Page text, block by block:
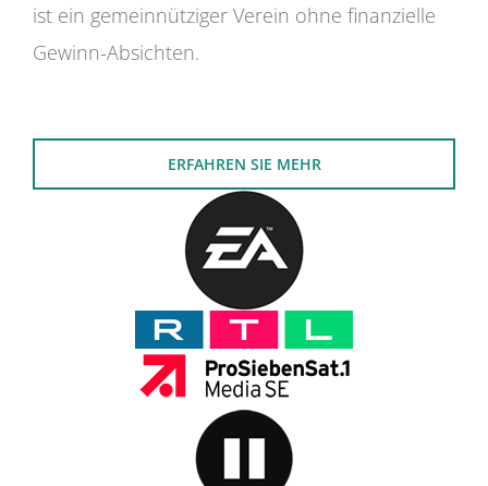
ist ein gemeinnütziger Verein ohne finanzielle
Gewinn-Absichten.
ERFAHREN SIE MEHR